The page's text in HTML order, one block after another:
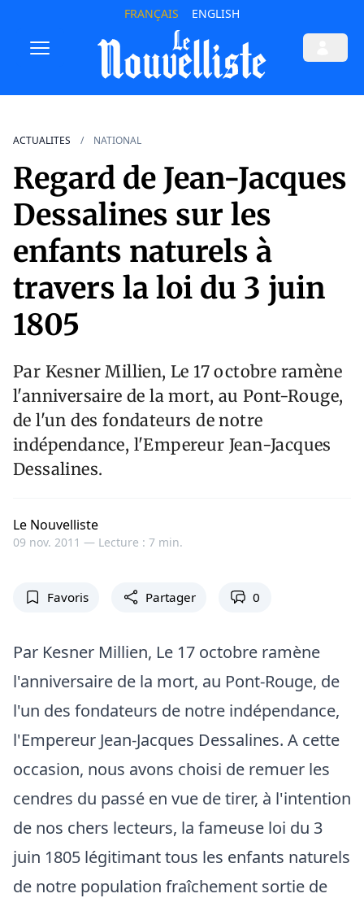
FRANÇAIS ENGLISH
ACTUALITES NATIONAL
Regard de Jean-Jacques
Dessalines sur les
enfants naturels à
travers la loi du 3 juin
1805
Par Kesner Millien, Le 17 octobre ramène
l'anniversaire de la mort, au Pont-Rouge,
de l'un des fondateurs de notre
indépendance, l'Empereur Jean-Jacques
Dessalines.
Le Nouvelliste
09 nov. 2011 — Lecture : 7 min.
Favoris Partager 0
Par Kesner Millien, Le 17 octobre ramène
l'anniversaire de la mort, au Pont-Rouge, de
l'un des fondateurs de notre indépendance,
l'Empereur Jean-Jacques Dessalines. A cette
occasion, nous avons choisi de remuer les
cendres du passé en vue de tirer, à l'intention
de nos chers lecteurs, la fameuse loi du 3
juin 1805 légitimant tous les enfants naturels
de notre population fraîchement sortie de